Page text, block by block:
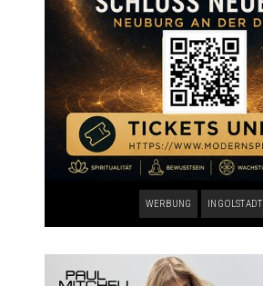
WERBUNG INGOLSTADT